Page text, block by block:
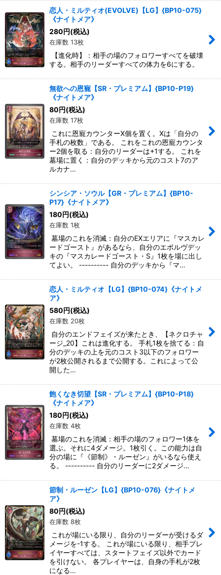
恋人・ミルティオ(EVOLVE)【LG】{BP10-075}
《ナイトメア》
280円(税込)
在庫数 13枚
【進化時】：相手の場のフォロワーすべてを破壊
する。相手のリーダーすべての体力を6にする。
無欲への恩寵【SR・プレミアム】{BP10-P19}
《ナイトメア》
80円(税込)
在庫数 17枚
これに恩寵カウンターX個を置く。Xは「自分の
手札の枚数」である。 これをこれの恩寵カウンタ
ー2個を取る：自分のリーダーは+1する。 これを
墓場に置く：自分のデッキから元のコスト7のア
ルカナ…
シンシア・ソウル【GR・プレミアム】{BP10-
P17}《ナイトメア》
180円(税込)
在庫数 1枚
墓場のこれを消滅：自分のEXエリアに『マスカレ
ードゴースト』があるなら、自分のエボルヴデッ
キの『マスカレードゴースト・S』1枚を場に出し
てよい。 ---------- 自分のデッキから『マ…
恋人・ミルティオ【LG】{BP10-074}《ナイトメ
ア》
580円(税込)
在庫数 20枚
自分のエンドフェイズが来たとき、【ネクロチャ
ージ_20】これは進化する。 手札1枚を捨てる：自
分のデッキの上を元のコスト3以下のフォロワー
が2枚公開されるまで公開する。これによって公
開した…
飽くなき切望【SR・プレミアム】{BP10-P18}
《ナイトメア》
180円(税込)
在庫数 4枚
墓場のこれを消滅：相手の場のフォロワー1体を
選ぶ。それに4ダメージ。1枚引く。この能力は自
分の場に『《節制》・ルーゼン』がいるなら使え
る。 ---------- 自分のリーダーに2ダメージ…
節制・ルーゼン【LG】{BP10-076}《ナイトメ
ア》
80円(税込)
在庫数 8枚
これが場にいる限り、自分のリーダーが受けるダ
メージを-1する。 これが場にいる限り、相手プレ
イヤーすべては、スタートフェイズ以外でカード
を引けない。 各プレイヤーは、自身の手札が2枚
になる…